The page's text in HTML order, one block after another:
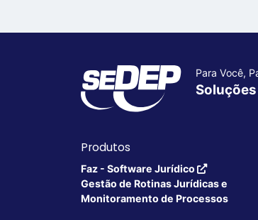
Para Você,
Produtos
Faz - Software Jurídico
Gestão de Rotinas Jurídicas e
Monitoramento de Processos